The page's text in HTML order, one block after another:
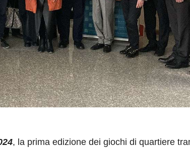
, la prima edizione dei giochi di quartiere